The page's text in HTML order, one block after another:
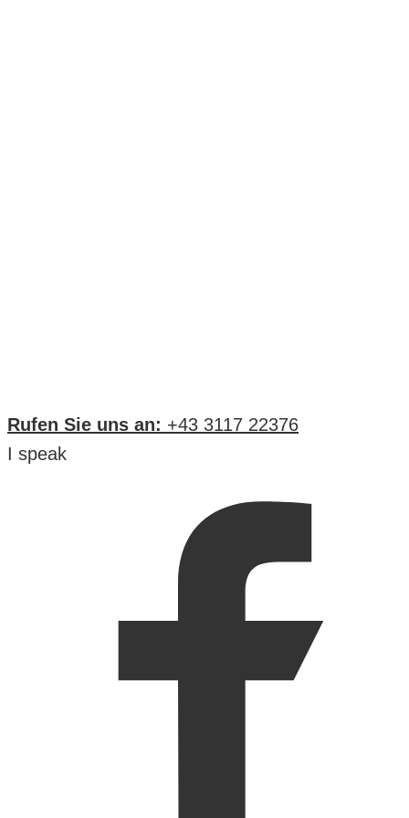
Rufen Sie uns an: +43 3117 22376
I speak